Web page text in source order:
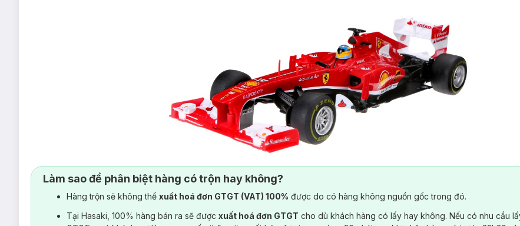
Xe Ferrari F12 Rastar R49100: Mô phỏng một cách tinh xảo với hình ảnh xe thật theo tỉ lệ 1:14.
Làm sao để phân biệt hàng có trộn hay không?
Hàng trộn sẽ không thể xuất hoá đơn GTGT (VAT) 100% được do có hàng không nguồn gốc trong đó.
Tại Hasaki, 100% hàng bán ra sẽ được xuất hoá đơn GTGT cho dù khách hàng có lấy hay không. Nếu có nhu cầu